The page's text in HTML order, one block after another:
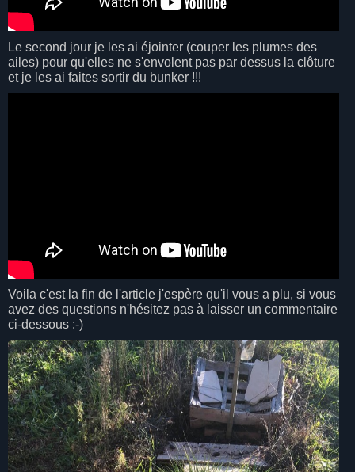
Le second jour je les ai éjointer (couper les plumes des
ailes) pour qu'elles ne s'envolent pas par dessus la clôture
et je les ai faites sortir du bunker !!!
Voila c'est la fin de l'article j'espère qu'il vous a plu, si vous
avez des questions n'hésitez pas à laisser un commentaire
ci-dessous :-)